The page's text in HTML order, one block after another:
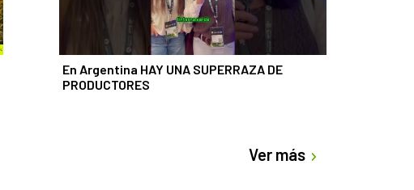
En Argentina HAY UNA SUPERRAZA DE
PRODUCTORES
Ver más